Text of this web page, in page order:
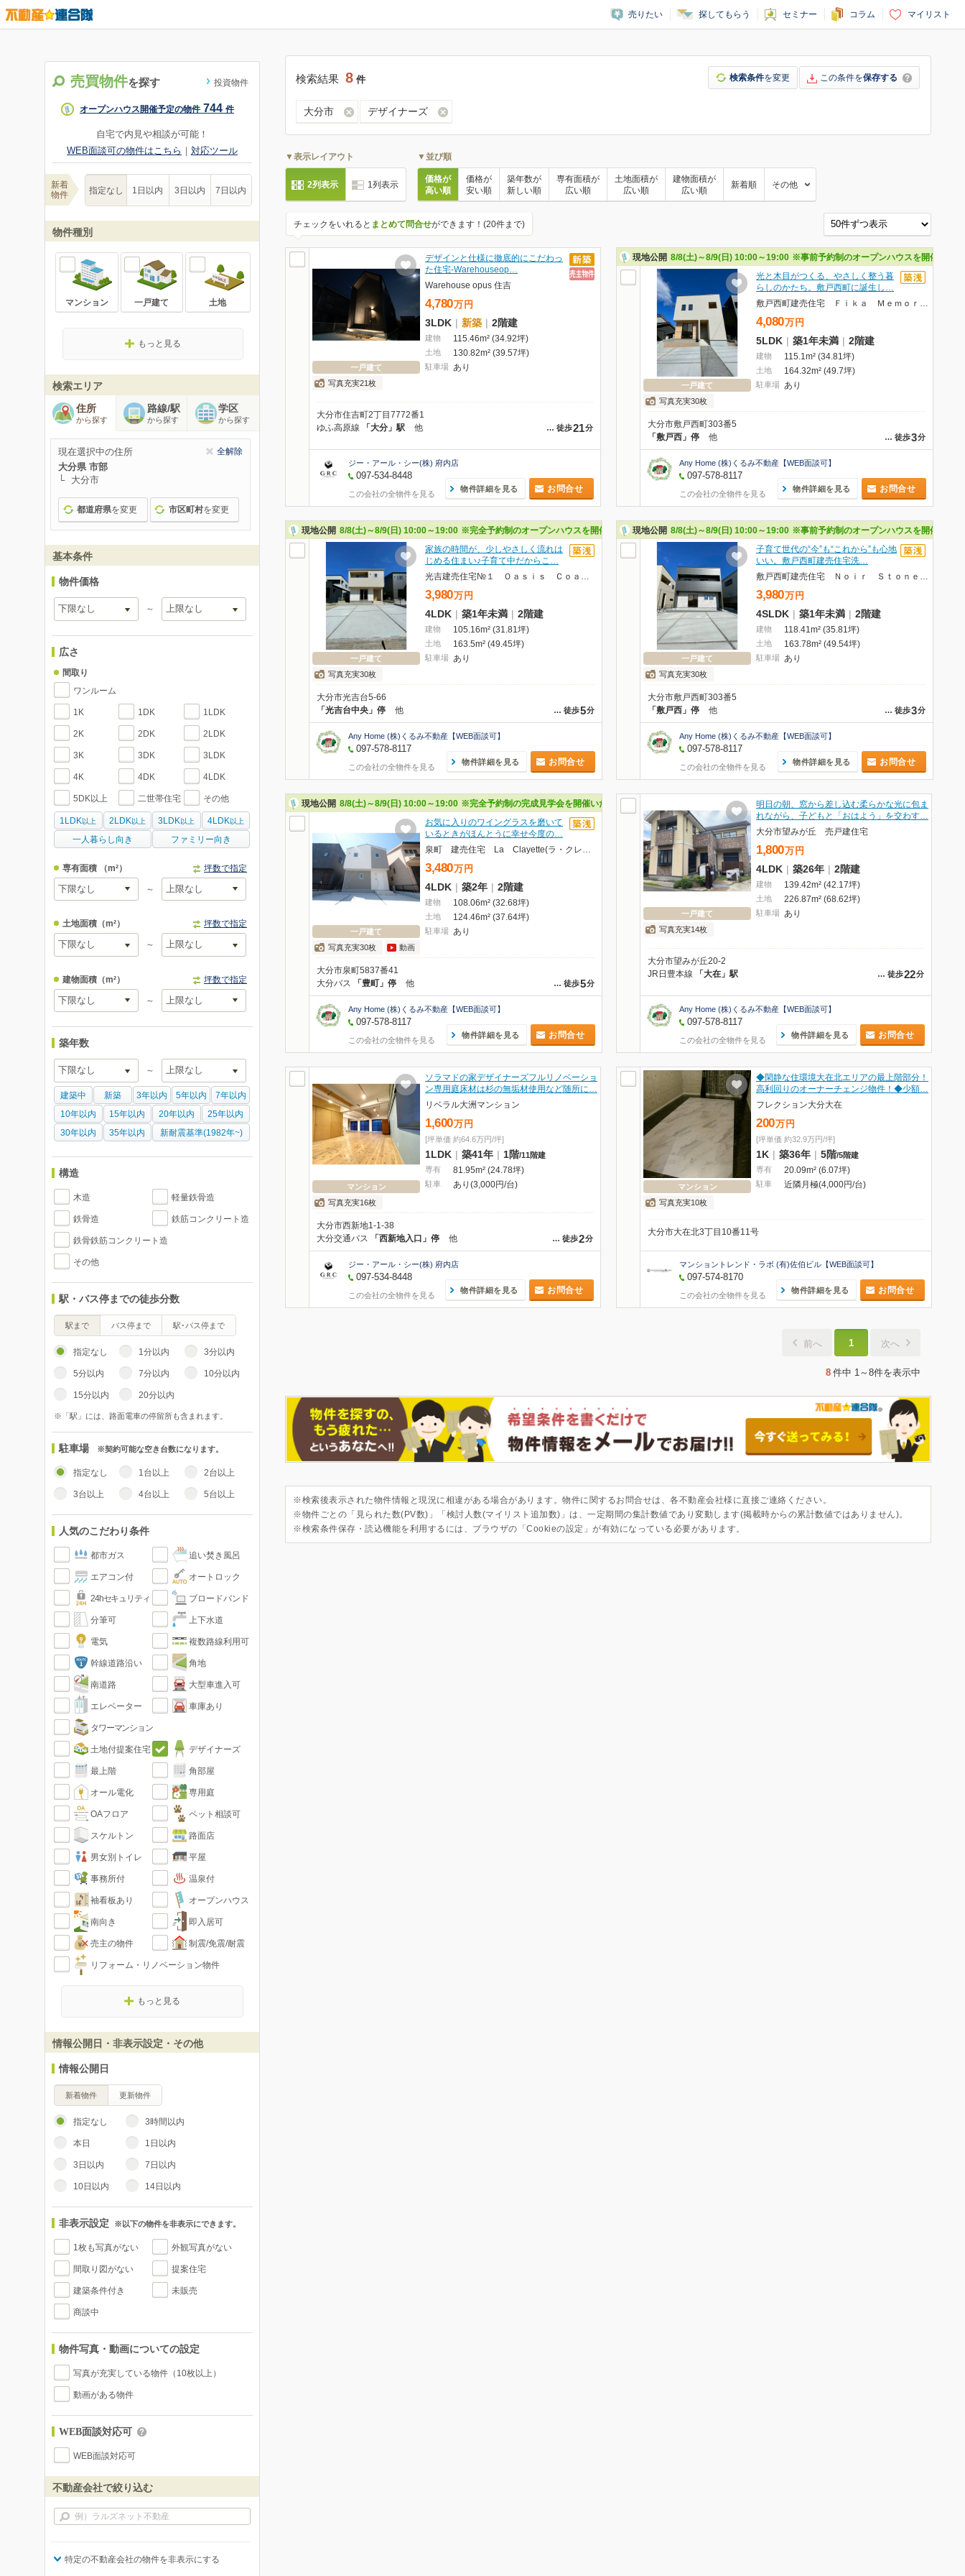
売りたい 探してもらう セミナー コラム マイリスト
売買物件を探す 投資物件
オープンハウス開催予定の物件 744 件
自宅で内見や相談が可能！
WEB面談可の物件はこちら ｜ 対応ツール
新着
物件
指定なし 1日以内 3日以内 7日以内
物件種別
マンション 一戸建て 土地
もっと見る
検索エリア
住所
から探す
路線/駅
から探す
学区
から探す
現在選択中の住所 全解除
大分県 市部
大分市
都道府県を変更 市区町村を変更
基本条件
物件価格
～
広さ
間取り
ワンルーム
1K 1DK 1LDK
2K 2DK 2LDK
3K 3DK 3LDK
4K 4DK 4LDK
5DK以上 二世帯住宅 その他
1LDK 以上 2LDK 以上 3LDK 以上 4LDK 以上
一人暮らし向き ファミリー向き
専有面積 （m²） 坪数で指定
～
土地面積（m²） 坪数で指定
～
建物面積（m²） 坪数で指定
～
築年数
～
建築中 新築 3年以内 5年以内
7年以内
10年以内
15年以内 20年以内
25年以内
30年以内
35年以内 新耐震基準(1982年~)
構造
木造 軽量鉄骨造
鉄骨造 鉄筋コンクリート造
鉄骨鉄筋コンクリート造
その他
駅・バス停までの徒歩分数
駅まで バス停まで 駅･バス停まで
指定なし 1分以内 3分以内
5分以内 7分以内 10分以内
15分以内 20分以内
※「駅」には、路面電車の停留所も含まれます。
駐車場 ※契約可能な空き台数になります。
指定なし 1台以上 2台以上
3台以上 4台以上 5台以上
人気のこだわり条件
都市ガス 追い焚き風呂
エアコン付 オートロック
24hセキュリティ ブロードバンド
分筆可 上下水道
電気 複数路線利用可
幹線道路沿い 角地
南道路 大型車進入可
エレベーター 車庫あり
タワーマンション
土地付提案住宅 デザイナーズ
最上階 角部屋
オール電化 専用庭
OAフロア ペット相談可
スケルトン 路面店
男女別トイレ 平屋
事務所付 温泉付
袖看板あり オープンハウス
南向き 即入居可
売主の物件 制震/免震/耐震
リフォーム・リノベーション物件
もっと見る
情報公開日・非表示設定・その他
情報公開日
新着物件 更新物件
指定なし 3時間以内
本日 1日以内
3日以内 7日以内
10日以内 14日以内
非表示設定 ※以下の物件を非表示にできます。
1枚も写真がない 外観写真がない
間取り図がない 提案住宅
建築条件付き 未販売
商談中
物件写真・動画についての設定
写真が充実している物件（10枚以上）
動画がある物件
WEB面談対応可
WEB面談対応可
不動産会社で絞り込む
特定の不動産会社の物件を非表示にする
検索結果 8 件 検索条件を変更 この条件を保存する
大分市 デザイナーズ
▼表示レイアウト
2列表示 1列表示
▼並び順
価格が
高い順
価格が
安い順
築年数が
新しい順
専有面積が
広い順
土地面積が
広い順
建物面積が
広い順
新着順 その他
チェックをいれると まとめて問合せができます！(20件まで)
一戸建て
写真充実21枚
デザインと仕様に徹底的にこだわっ
た住宅-Warehouseop…
Warehouse opus 住吉
4,780万 円
3LDK | 新築 | 2階建
建物 115.46m² (34.92坪)
土地 130.82m² (39.57坪)
駐車場 あり
大分市住吉町2丁目7772番1
… 徒歩21分
ゆふ高原線 「大分」駅 他
ジー・アール・シー(株) 府内店
097-534-8448
この会社の全物件を見る
物件詳細を見る お問合せ
現地公開 8/8(土)～8/9(日) 10:00～19:00 ※事前予約制のオープンハウスを開催します
一戸建て
写真充実30枚
光と木目がつくる、やさしく整う暮
らしのかたち。敷戸西町に誕生し…
敷戸西町建売住宅 Ｆｉｋａ Ｍｅｍｏｒｉａ(フィーカメモリア）
4,080万 円
5LDK | 築1年未満 | 2階建
建物 115.1m² (34.81坪)
土地 164.32m² (49.7坪)
駐車場 あり
大分市敷戸西町303番5
… 徒歩3分
「敷戸西」停 他
Any Home (株)くるみ不動産【WEB面談可】
097-578-8117
この会社の全物件を見る
物件詳細を見る お問合せ
現地公開 8/8(土)～8/9(日) 10:00～19:00 ※完全予約制のオープンハウスを開催します♪
一戸建て
写真充実30枚
家族の時間が、少しやさしく流れは
じめる住まい♪子育て中だからこ…
光吉建売住宅№１ Ｏａｓｉｓ Ｃｏａｔ（オアシスコート）
3,980万 円
4LDK | 築1年未満 | 2階建
建物 105.16m² (31.81坪)
土地 163.5m² (49.45坪)
駐車場 あり
大分市光吉台5-66
… 徒歩5分
「光吉台中央」停 他
Any Home (株)くるみ不動産【WEB面談可】
097-578-8117
この会社の全物件を見る
物件詳細を見る お問合せ
現地公開 8/8(土)～8/9(日) 10:00～19:00 ※事前予約制のオープンハウスを開催します
一戸建て
写真充実30枚
子育て世代の“今”も“これから”も心地
いい。敷戸西町建売住宅洗…
敷戸西町建売住宅 Ｎｏｉｒ Ｓｔｏｎｅ Ｈｏｕｓｅ(ノワールストーンハウス)
3,980万 円
4SLDK | 築1年未満 | 2階建
建物 118.41m² (35.81坪)
土地 163.78m² (49.54坪)
駐車場 あり
大分市敷戸西町303番5
… 徒歩3分
「敷戸西」停 他
Any Home (株)くるみ不動産【WEB面談可】
097-578-8117
この会社の全物件を見る
物件詳細を見る お問合せ
現地公開 8/8(土)～8/9(日) 10:00～19:00 ※完全予約制の完成見学会を開催いたします♪
一戸建て
写真充実30枚
動画
お気に入りのワイングラスを磨いて
いるときがほんとうに幸せ今度の…
泉町 建売住宅 La Clayette(ラ・クレイェット)
3,480万 円
4LDK | 築2年 | 2階建
建物 108.06m² (32.68坪)
土地 124.46m² (37.64坪)
駐車場 あり
大分市泉町5837番41
… 徒歩5分
大分バス 「豊町」停 他
Any Home (株)くるみ不動産【WEB面談可】
097-578-8117
この会社の全物件を見る
物件詳細を見る お問合せ
一戸建て
写真充実14枚
明日の朝、窓から差し込む柔らかな光に包ま
れながら、子どもと「おはよう」を交わす…
大分市望みが丘 売戸建住宅
1,800万 円
4LDK | 築26年 | 2階建
建物 139.42m² (42.17坪)
土地 226.87m² (68.62坪)
駐車場 あり
大分市望みが丘20-2
… 徒歩22分
JR日豊本線 「大在」駅
Any Home (株)くるみ不動産【WEB面談可】
097-578-8117
この会社の全物件を見る
物件詳細を見る お問合せ
マンション
写真充実16枚
ソラマドの家デザイナーズフルリノベーショ
ン専用庭床材は杉の無垢材使用など随所に…
リベラル大洲マンション
1,600万 円
[坪単価 約64.6万円/坪]
1LDK | 築41年 | 1階/11階建
専有
81.95m² (24.78坪)
駐車 あり(3,000円/台)
大分市西新地1-1-38
… 徒歩2分
大分交通バス 「西新地入口」停 他
ジー・アール・シー(株) 府内店
097-534-8448
この会社の全物件を見る
物件詳細を見る お問合せ
マンション
写真充実10枚
◆閑静な住環境大在北エリアの最上階部分！
高利回りのオーナーチェンジ物件！◆少額…
フレクション大分大在
200万 円
[坪単価 約32.9万円/坪]
1K | 築36年 | 5階/5階建
専有
20.09m² (6.07坪)
駐車 近隣月極(4,000円/台)
大分市大在北3丁目10番11号
マンショントレンド・ラボ (有)佐伯ビル【WEB面談可】
097-574-8170
この会社の全物件を見る
物件詳細を見る お問合せ
前へ 1 次へ
8 件中 1～8件を表示中
※検索後表示された物件情報と現況に相違がある場合があります。物件に関するお問合せは、各不動産会社様に直接ご連絡ください。
※物件ごとの「見られた数(PV数)」「検討人数(マイリスト追加数)」は、一定期間の集計数値であり変動します(掲載時からの累計数値ではありません)。
※検索条件保存・読込機能を利用するには、ブラウザの「Cookieの設定」が有効になっている必要があります。